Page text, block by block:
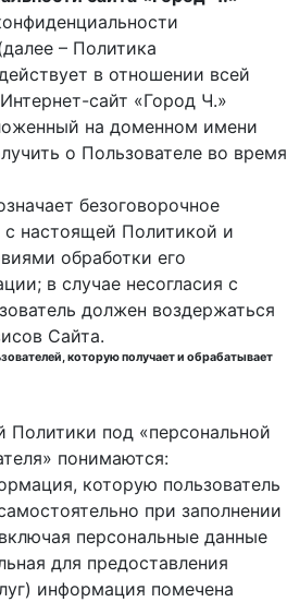
– Политика
в отношении всей
сайт «Город Ч.»
на доменном имени
о Пользователе во время
безоговорочное
с настоящей Политикой и
обработки его
в случае несогласия с
должен воздержаться
Сайта.
которую получает и обрабатывает
Политики под «персональной
понимаются:
которую пользователь
при заполнении
персональные данные
для предоставления
информация помечена